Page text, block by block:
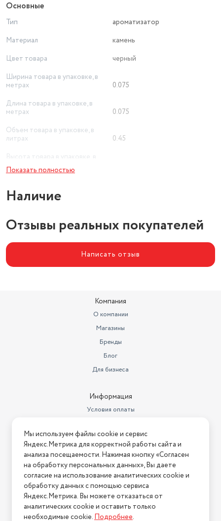
Основные
Тип
ароматизатор
Материал
камень
Цвет товара
черный
Ширина товара в упаковке, в
метрах
0.075
Длина товара в упаковке, в
метрах
0.075
Объем товара в упаковке, в
литрах
0.45
Высота товара в упаковке, в
метрах
Показать полностью
Наличие
Отзывы реальных покупателей
Написать отзыв
Компания
О компании
Магазины
Бренды
Блог
Для бизнеса
Информация
Условия оплаты
Условия возврата
Нашли ошибку на сайте? Напишите нам
2026 © Интернет-магазин "АстМаркет". У нас есть всё!
Политика конфиденциальности
Мы используем файлы cookie и сервис
Яндекс.Метрика для корректной работы сайта и
анализа посещаемости. Нажимая кнопку «Согласен
на обработку персональных данных», Вы даете
согласие на использование аналитических cookie и
обработку данных с помощью сервиса
Яндекс.Метрика. Вы можете отказаться от
аналитических cookie и оставить только
необходимые cookie.Подробнее.